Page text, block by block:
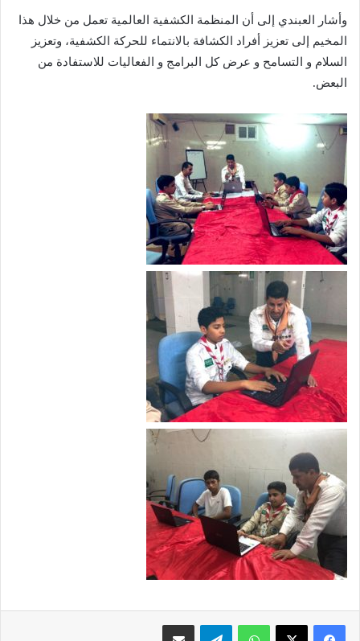
وأشار العبندي إلى أن المنظمة الكشفية العالمية تعمل من خلال هذا
المخيم إلى تعزيز أفراد الكشافة بالانتماء للحركة الكشفية، وتعزيز
السلام و التسامح و عرض كل البرامج و الفعاليات للاستفادة من
البعض.
فيسبوك X واتساب تيلقرام